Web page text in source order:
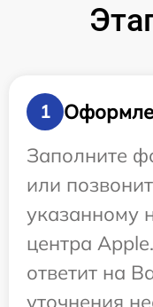
1
Заполните
или
указанному
центра
ответит на
уточнения